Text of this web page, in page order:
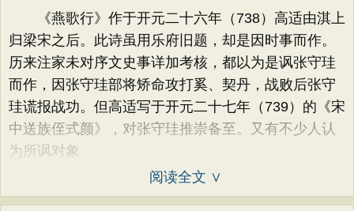
《燕歌行》作于开元二十六年（738）高适由淇上
归梁宋之后。此诗虽用乐府旧题，却是因时事而作。
历来注家未对序文史事详加考核，都以为是讽张守珪
而作，因张守珪部将矫命攻打奚、契丹，战败后张守
珪谎报战功。但高适写于开元二十七年（739）的《宋
中送族侄式颜》，对张守珪推崇备至。又有不少人认
为所讽对象
阅读全文 ∨